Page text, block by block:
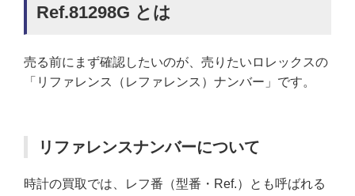
Ref.81298G とは
売る前にまず確認したいのが、売りたいロレックスの
「リファレンス（レファレンス）ナンバー」です。
リファレンスナンバーについて
時計の買取では、レフ番（型番・Ref.）とも呼ばれる